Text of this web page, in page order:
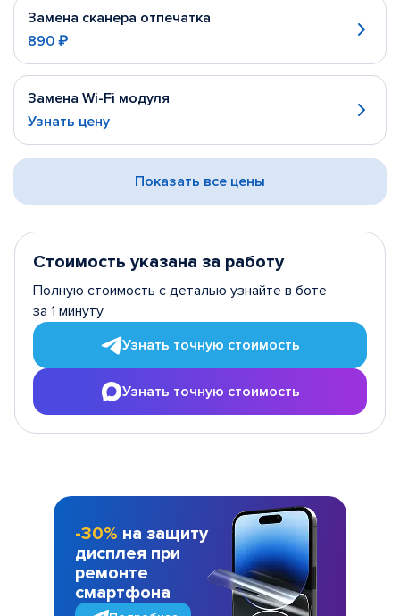
Замена сканера отпечатка
890 ₽
Замена Wi-Fi модуля
Узнать цену
Показать все цены
Стоимость указана за работу
Полную стоимость с деталью узнайте в боте
за 1 минуту
Узнать точную стоимость
Узнать точную стоимость
-30% на защиту
дисплея при
ремонте
смартфона